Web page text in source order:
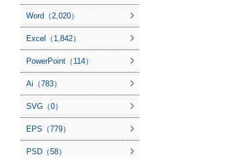
Word（2,020）
Excel（1,842）
PowerPoint（114）
Ai（783）
SVG（0）
EPS（779）
PSD（58）